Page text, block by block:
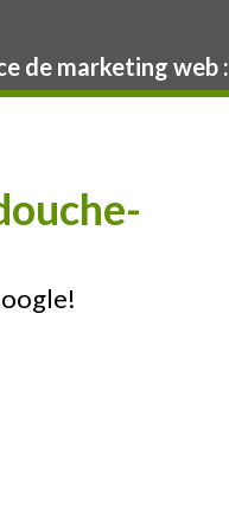
de marketing web :